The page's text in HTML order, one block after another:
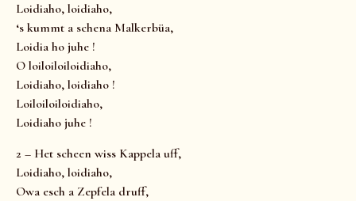
Loidiaho, loidiaho,
‘s kummt a schena Malkerbüa,
Loidia ho juhe !
O loiloiloiloidiaho,
Loidiaho, loidiaho !
Loiloiloiloidiaho,
Loidiaho juhe !
2 – Het scheen wiss Kappela uff,
Loidiaho, loidiaho,
Owa esch a Zepfela druff,